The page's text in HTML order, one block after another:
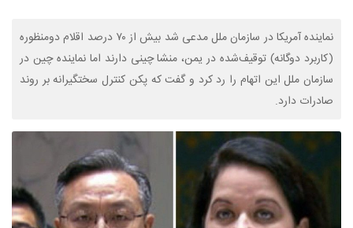
نماینده آمریکا در سازمان ملل مدعی شد بیش از ۷۰ درصد اقلام دومنظوره
(کاربرد دوگانه) توقیف‌شده در یمن، منشا چینی دارند اما نماینده چین در
سازمان ملل این اتهام را رد کرد و گفت که پکن کنترل سختگیرانه بر روند
صادرات دارد.